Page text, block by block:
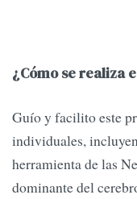
¿Cómo se realiza
Guío y facilito este
individuales,
herramienta de las
dominante del